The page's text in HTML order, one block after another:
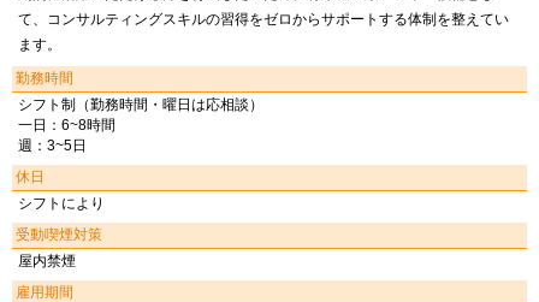
て、コンサルティングスキルの習得をゼロからサポートする体制を整えてい
ます。
勤務時間
シフト制（勤務時間・曜日は応相談）
一日：6~8時間
週：3~5日
休日
シフトにより
受動喫煙対策
屋内禁煙
雇用期間